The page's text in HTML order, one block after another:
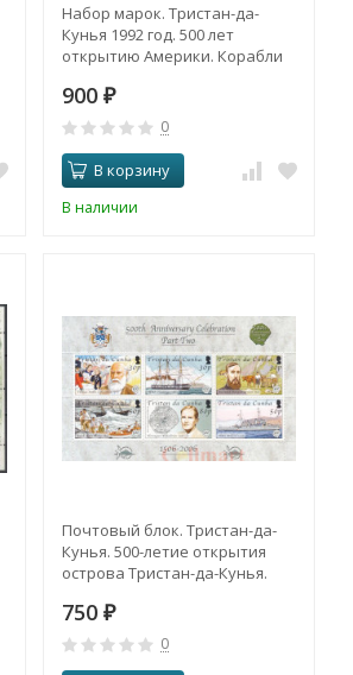
Набор марок. Тристан-да-
Кунья 1992 год. 500 лет
открытию Америки. Корабли
марки)
900₽
0
В корзину
В наличии
Почтовый блок. Тристан-да-
Кунья. 500-летие открытия
острова Тристан-да-Кунья.
750₽
0